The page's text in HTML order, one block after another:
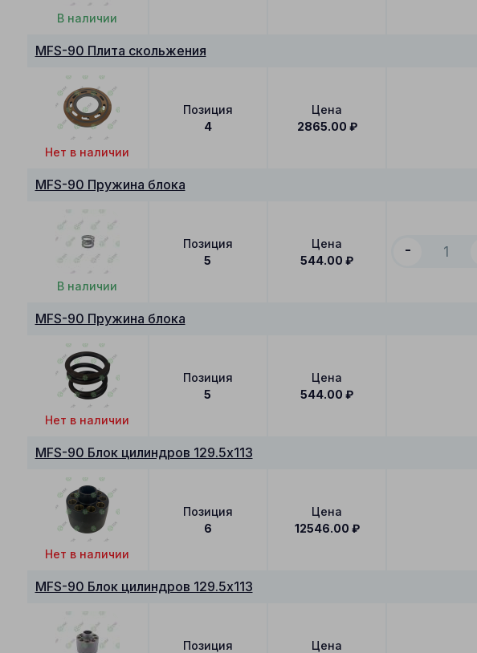
В наличии
MFS-90 Плита скольжения
Нет в наличии
Позиция
4
Цена
2865.00 ₽
MFS-90 Пружина блока
В наличии
Позиция
5
Цена
544.00 ₽
-
MFS-90 Пружина блока
Нет в наличии
Позиция
5
Цена
544.00 ₽
MFS-90 Блок цилиндров 129.5x113
Нет в наличии
Позиция
6
Цена
12546.00 ₽
MFS-90 Блок цилиндров 129.5x113
Позиция
Цена